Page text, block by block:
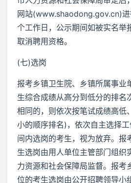
网站(www.shaodong.gov.cn)
个工作日，公示期间如被实名举
取消聘用资格。
(七)选岗
报考乡镇卫生院、乡镇所属事业
生综合成绩从高分到低分的排名
相同的，则依次按笔试成绩高低
小的顺序排名)，依次自主选择
间内选岗的考生，视为放弃。报
生选岗由用人单位主管部门组织
力资源和社会保障局监督。报考
位的考生选岗由公开招聘领导小